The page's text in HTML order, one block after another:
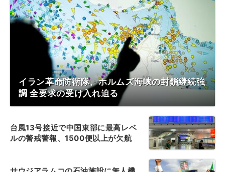
イラン革命防衛隊、ホルムズ海峡の封鎖継続強
調 全要求の受け入れ迫る
台風13号接近で中国東部に最高レベ
ルの警戒警報、1500便以上が欠航